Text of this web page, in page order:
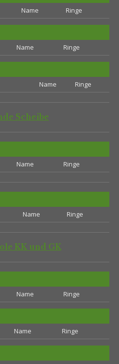
Name Ringe
Name Ringe
Name Ringe
Scheibe
Name Ringe
Name Ringe
KK und GK
Name Ringe
Name Ringe